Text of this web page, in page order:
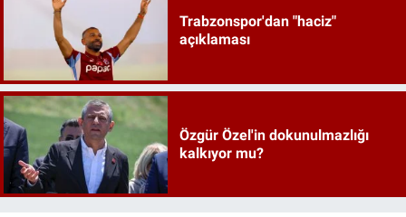
Trabzonspor'dan "haciz"
açıklaması
Özgür Özel'in dokunulmazlığı
kalkıyor mu?